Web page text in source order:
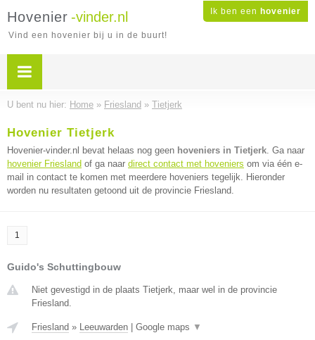
Ik ben een hovenier
Hovenier -vinder.nl
Vind een hovenier bij u in de buurt!
U bent nu hier: Home » Friesland » Tietjerk
Hovenier Tietjerk
Hovenier-vinder.nl bevat helaas nog geen hoveniers in Tietjerk. Ga naar
hovenier Friesland of ga naar direct contact met hoveniers om via één e-
mail in contact te komen met meerdere hoveniers tegelijk. Hieronder
worden nu resultaten getoond uit de provincie Friesland.
1
Guido's Schuttingbouw
Niet gevestigd in de plaats Tietjerk, maar wel in de provincie
Friesland.
Friesland » Leeuwarden Google maps ▼